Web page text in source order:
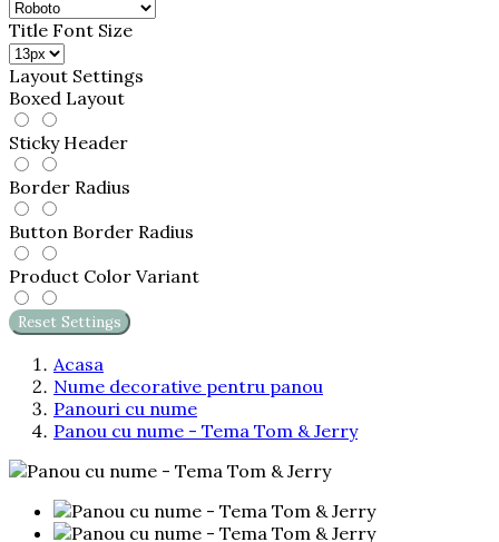
Title Font Size
Layout Settings
Boxed Layout
Sticky Header
Border Radius
Button Border Radius
Product Color Variant
Reset Settings
Acasa
Nume decorative pentru panou
Panouri cu nume
Panou cu nume - Tema Tom & Jerry